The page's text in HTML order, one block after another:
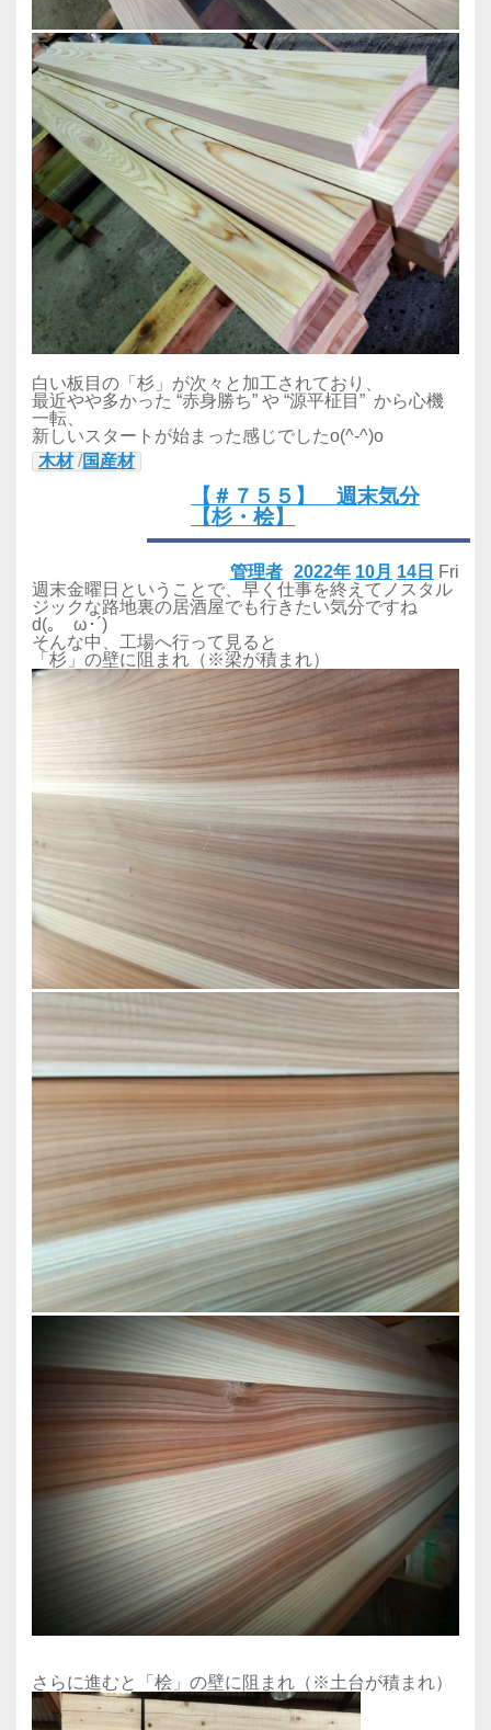
白い板目の「杉」が次々と加工されており、
最近やや多かった “赤身勝ち” や “源平柾目” から心機
一転、
新しいスタートが始まった感じでしたo(^-^)o
木材/国産材
【＃７５５】 週末気分
【杉・桧】
2022年 10月 14日 Fri
管理者
週末金曜日ということで、早く仕事を終えてノスタル
ジックな路地裏の居酒屋でも行きたい気分ですね
d(｡ゝω･´)
そんな中、工場へ行って見ると
「杉」の壁に阻まれ（※梁が積まれ）
さらに進むと「桧」の壁に阻まれ（※土台が積まれ）